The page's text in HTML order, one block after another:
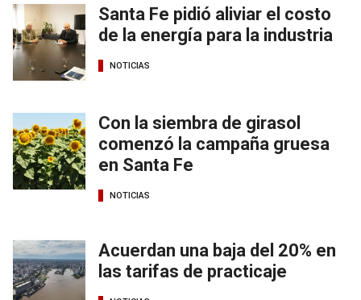
Santa Fe pidió aliviar el costo
de la energía para la industria
NOTICIAS
Con la siembra de girasol
comenzó la campaña gruesa
en Santa Fe
NOTICIAS
Acuerdan una baja del 20% en
las tarifas de practicaje